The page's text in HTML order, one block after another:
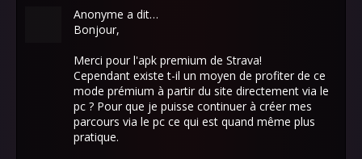
Anonyme a dit…
Bonjour,
Merci pour l'apk premium de Strava!
Cependant existe t-il un moyen de profiter de ce
mode prémium à partir du site directement via le
pc ? Pour que je puisse continuer à créer mes
parcours via le pc ce qui est quand même plus
pratique.